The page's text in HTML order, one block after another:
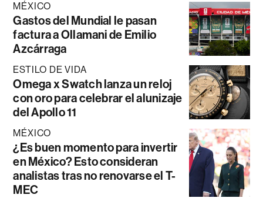
MÉXICO
Gastos del Mundial le pasan
factura a Ollamani de Emilio
Azcárraga
ESTILO DE VIDA
Omega x Swatch lanza un reloj
con oro para celebrar el alunizaje
del Apollo 11
MÉXICO
¿Es buen momento para invertir
en México? Esto consideran
analistas tras no renovarse el T-
MEC